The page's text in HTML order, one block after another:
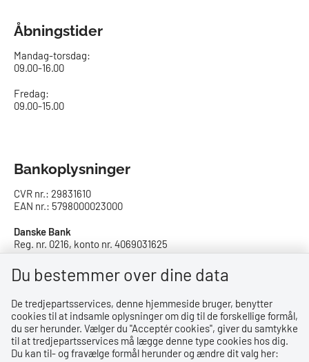
Åbningstider
Mandag-torsdag:
09.00-16.00​
Fredag:
09.00-15.00
Bankoplysninger
CVR nr.: 29831610
EAN nr.: 5798000023000
Danske Bank
Reg. nr. 0216, konto nr. 4069031625
IBAN: DK8402164069031625
SWIFT: DABADKKK
Privatlivspolitik
Privatlivspolitik
Tilgængelighedserklæring
Du bestemmer over dine data
De tredjepartsservices, denne hjemmeside bruger, benytter
cookies til at indsamle oplysninger om dig til de forskellige formål,
du ser herunder. Vælger du ''Acceptér cookies'', giver du samtykke
til at tredjepartsservices må lægge denne type cookies hos dig.
Du kan til- og fravælge formål herunder og ændre dit valg her: